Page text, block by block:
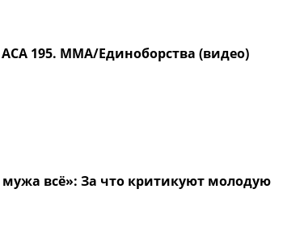
195. MMA/Единоборства (видео)
всё»: За что критикуют молодую